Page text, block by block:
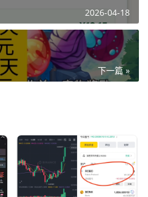
2026-04-18
下一篇 »